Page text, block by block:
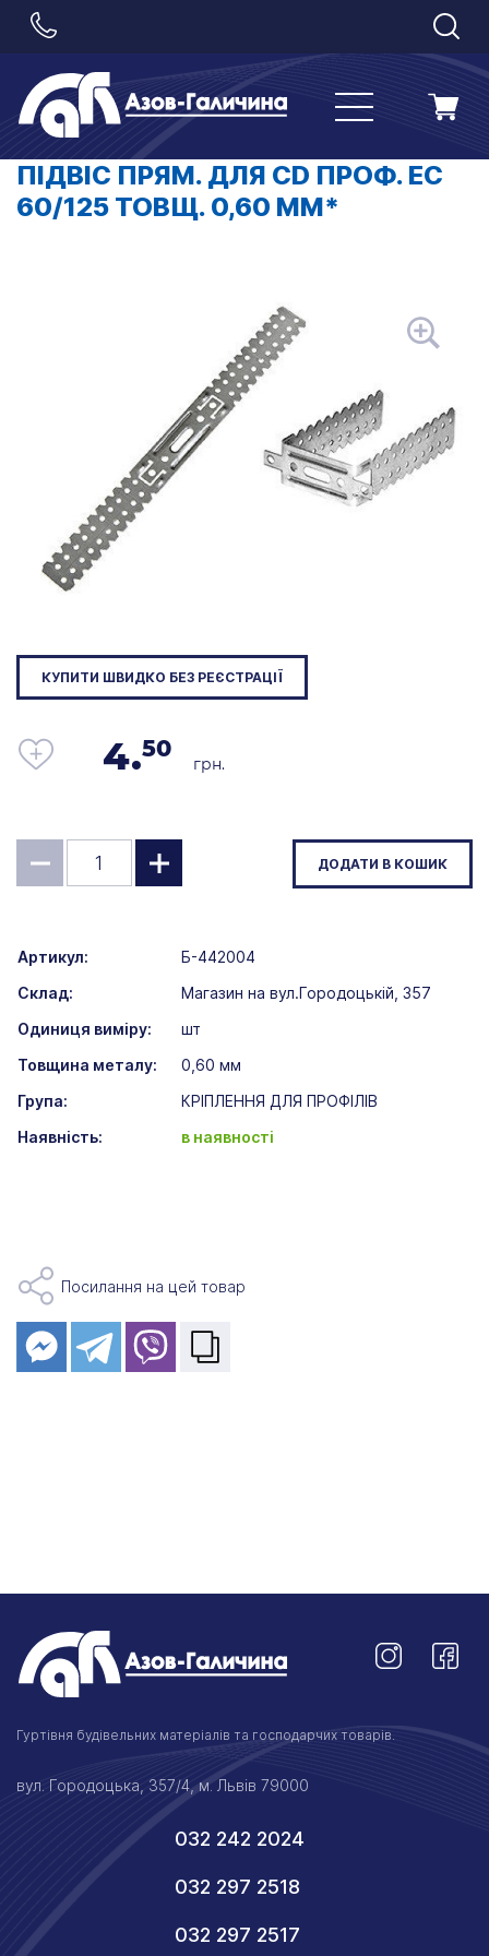
ПІДВІС ПРЯМ. ДЛЯ CD ПРОФ. EC
60/125 ТОВЩ. 0,60 ММ*
КУПИТИ ШВИДКО БЕЗ РЕЄСТРАЦІЇ
4.50
грн.
ДОДАТИ В КОШИК
Артикул:
Б-442004
Склад:
Магазин на вул.Городоцькій, 357
Одиниця виміру:
шт
Товщина металу:
0,60 мм
Група:
КРІПЛЕННЯ ДЛЯ ПРОФІЛІВ
Наявність:
в наявності
Посилання на цей товар
Гуртівня будівельних матеріалів та господарчих товарів.
вул. Городоцька, 357/4, м. Львів 79000
032 242 2024
032 297 2518
032 297 2517